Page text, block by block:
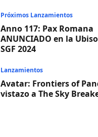
Próximos Lanzamientos
Anno 117: Pax Romana
ANUNCIADO en la
SGF 2024
Lanzamientos
Avatar: Frontiers of
vistazo a The Sky